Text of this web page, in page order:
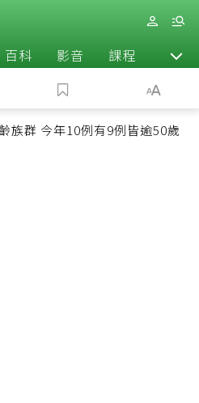
百科 影音 課程 退休
族群 今年10例有9例皆逾50歲